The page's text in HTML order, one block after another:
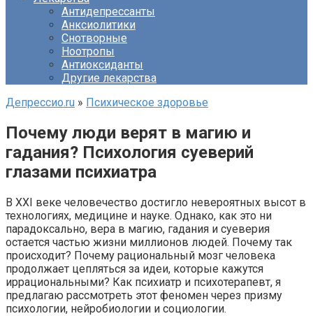
Антидепрессанты
Анксиолитики
Снотворные
Ноотропы
Антиоксиданты
Другие лекарства
Депрессио.ru » Психическое здоровье
Почему люди верят в магию и
гадания? Психология суеверий
глазами психиатра
В XXI веке человечество достигло невероятных высот в
технологиях, медицине и науке. Однако, как это ни
парадоксально, вера в магию, гадания и суеверия
остается частью жизни миллионов людей. Почему так
происходит? Почему рациональный мозг человека
продолжает цепляться за идеи, которые кажутся
иррациональными? Как психиатр и психотерапевт, я
предлагаю рассмотреть этот феномен через призму
психологии, нейробиологии и социологии.